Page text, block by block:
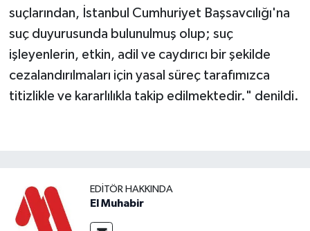
suçlarından, İstanbul Cumhuriyet Başsavcılığı'na
suç duyurusunda bulunulmuş olup; suç
işleyenlerin, etkin, adil ve caydırıcı bir şekilde
cezalandırılmaları için yasal süreç tarafımızca
titizlikle ve kararlılıkla takip edilmektedir." denildi.
EDITÖR HAKKINDA
El Muhabir